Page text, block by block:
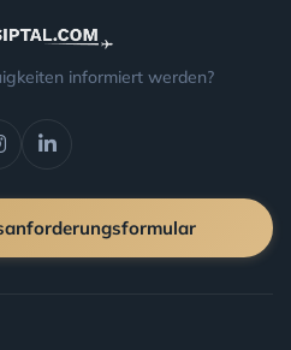
informiert werden?